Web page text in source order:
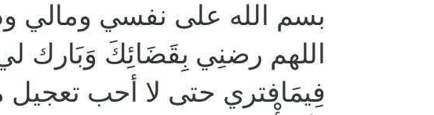
بسم الله على نفسي ومالي
اللهم رضنِي بِقَضَائِكَ وَبَارك
فِيمَافتري حتى لا أحب